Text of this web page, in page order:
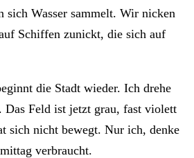
sich Wasser sammelt. Wir nicken
Schiffen zunickt, die sich auf
die Stadt wieder. Ich drehe
Das Feld ist jetzt grau, fast violett
sich nicht bewegt. Nur ich, denke
verbraucht.